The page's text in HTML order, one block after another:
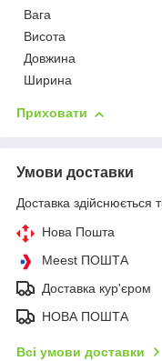
Вага
Висота
Довжина
Ширина
Приховати
Умови доставки
Доставка здійснюється
Нова Пошта
Meest ПОШТА
Доставка кур'єром
НОВА ПОШТА
Всі умови доставки